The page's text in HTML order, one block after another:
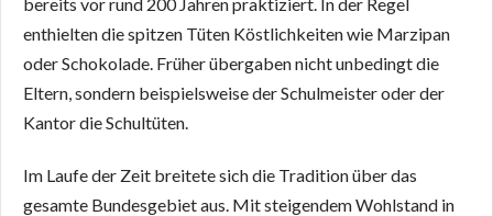
enthielten die spitzen Tüten Köstlichkeiten wie Marzipan
oder Schokolade. Früher übergaben nicht unbedingt die
Eltern, sondern beispielsweise der Schulmeister oder der
Kantor die Schultüten.
Im Laufe der Zeit breitete sich die Tradition über das
gesamte Bundesgebiet aus. Mit steigendem Wohlstand in